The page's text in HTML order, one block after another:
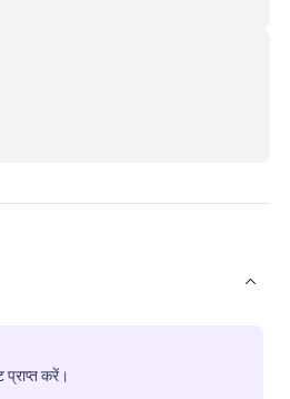
प्राप्त करें।